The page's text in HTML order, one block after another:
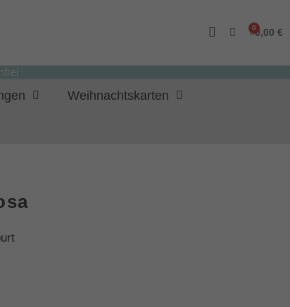
0,00 €
Weihnachtskarten